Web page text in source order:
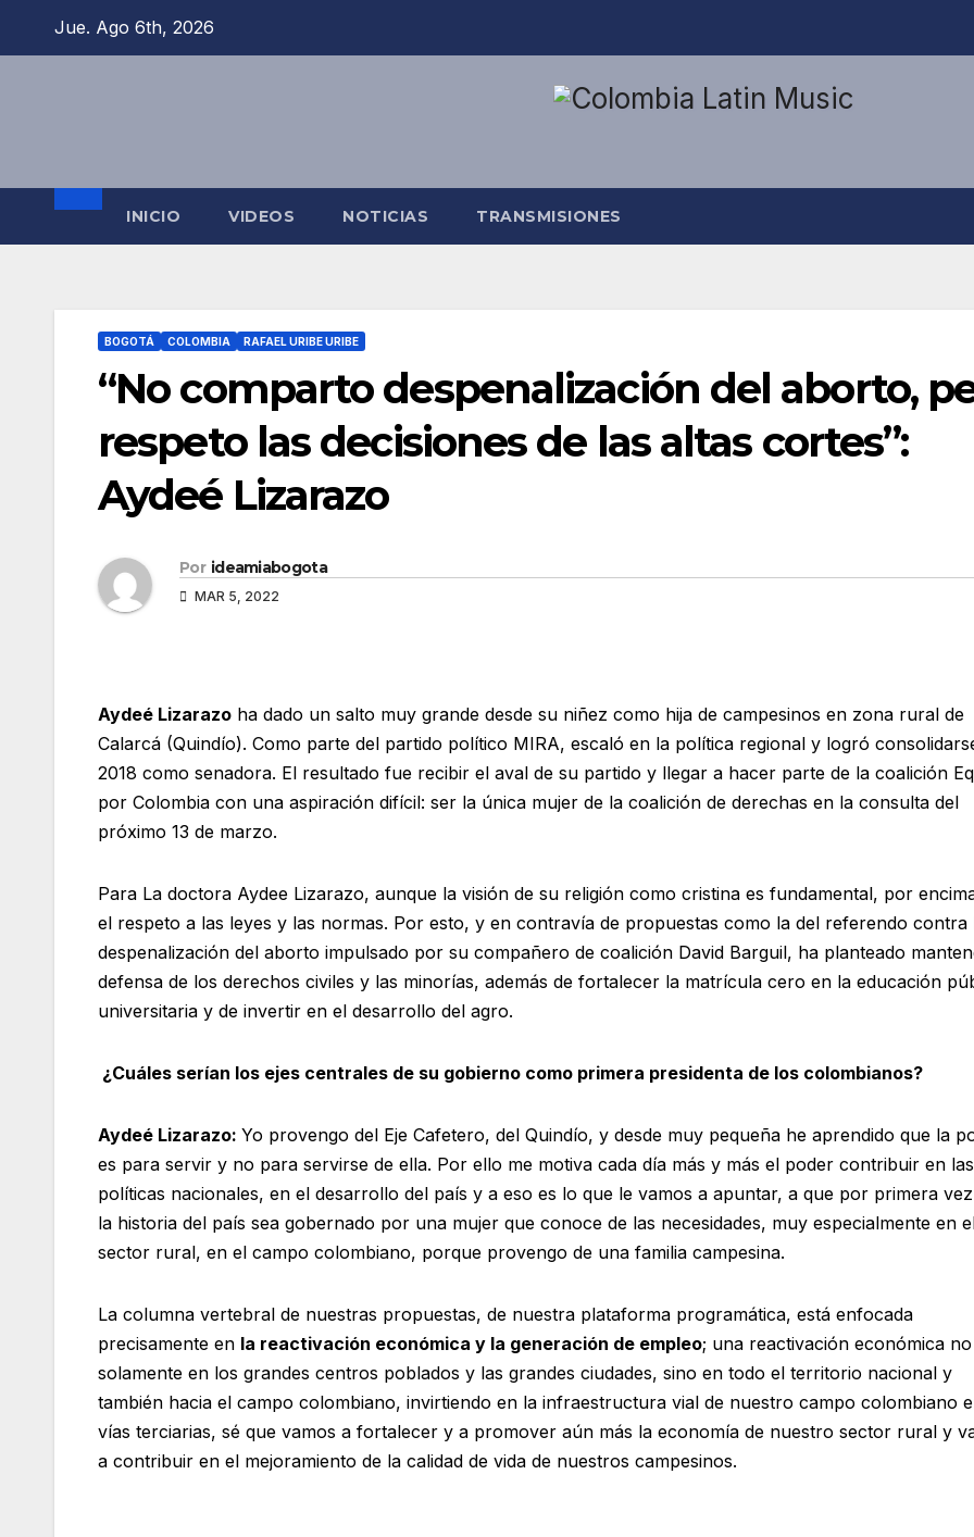
Jue. Ago 6th, 2026
INICIO VIDEOS NOTICIAS TRANSMISIONES
BOGOTÁ COLOMBIA RAFAEL URIBE URIBE
“No comparto despenalización del aborto,
respeto las decisiones de las altas cortes”:
Aydeé Lizarazo
Por ideamiabogota
MAR 5, 2022
Aydeé Lizarazo ha dado un salto muy grande desde su niñez como hija de campesinos en zona rural de
Calarcá (Quindío). Como parte del partido político MIRA, escaló en la política regional y logró
2018 como senadora. El resultado fue recibir el aval de su partido y llegar a hacer parte de la coalición
por Colombia con una aspiración difícil: ser la única mujer de la coalición de derechas en la consulta del
próximo 13 de marzo.
Para La doctora Aydee Lizarazo, aunque la visión de su religión como cristina es fundamental, por
el respeto a las leyes y las normas. Por esto, y en contravía de propuestas como la del referendo contra
despenalización del aborto impulsado por su compañero de coalición David Barguil, ha planteado
defensa de los derechos civiles y las minorías, además de fortalecer la matrícula cero en la educación
universitaria y de invertir en el desarrollo del agro.
¿Cuáles serían los ejes centrales de su gobierno como primera presidenta de los colombianos?
Aydeé Lizarazo: Yo provengo del Eje Cafetero, del Quindío, y desde muy pequeña he aprendido que la
es para servir y no para servirse de ella. Por ello me motiva cada día más y más el poder contribuir en las
políticas nacionales, en el desarrollo del país y a eso es lo que le vamos a apuntar, a que por primera
la historia del país sea gobernado por una mujer que conoce de las necesidades, muy especialmente en
sector rural, en el campo colombiano, porque provengo de una familia campesina.
La columna vertebral de nuestras propuestas, de nuestra plataforma programática, está enfocada
precisamente en la reactivación económica y la generación de empleo; una reactivación económica no
solamente en los grandes centros poblados y las grandes ciudades, sino en todo el territorio nacional y
también hacia el campo colombiano, invirtiendo en la infraestructura vial de nuestro campo colombiano
vías terciarias, sé que vamos a fortalecer y a promover aún más la economía de nuestro sector rural y
a contribuir en el mejoramiento de la calidad de vida de nuestros campesinos.